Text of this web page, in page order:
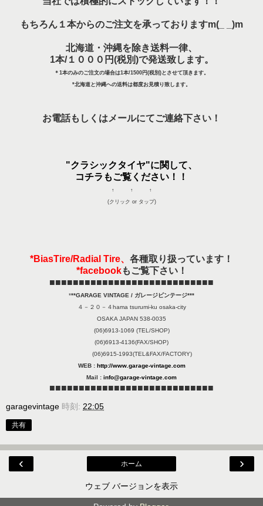
もちろん１本からのご注文を承っておりますm(_ _)m
北海道・沖縄を除き送料一律、
1本/１０００円(税別)で発送致します。
＊1本のみのご注文の場合は1本/1500円(税別)とさせて頂きます。
*北海道と沖縄への送料は都度お見積り致します。
お電話もしくはメールにてご連絡下さい！
"クラシックタイヤ"に関して、
コチラもご覧ください！！
↑ ↑ ↑
(クリック or タップ)
*BiasTire/Radial Tire、 各種取り扱っています！
*facebookもご覧下さい！
■■■■■■■■■■■■■■■■■■■■■■■■■■■■
***GARAGE VINTAGE / ガレージビンテージ***
４－２０－４hama tsurumi-ku osaka-city
OSAKA JAPAN 538-0035
(06)6913-1069 (TEL/SHOP)
(06)6913-4136(FAX/SHOP)
(06)6915-1993(TEL&FAX/FACTORY)
WEB : http://www.garage-vintage.com
Mail : info@garage-vintage.com
■■■■■■■■■■■■■■■■■■■■■■■■■■■■
garagevintage 時刻: 22:05
共有
‹ ›
ホーム
ウェブ バージョンを表示